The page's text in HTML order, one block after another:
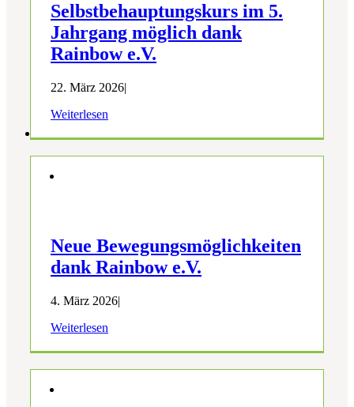
Selbstbehauptungskurs im 5.
Jahrgang möglich dank
Rainbow e.V.
22. März 2026|
Weiterlesen
Neue Bewegungsmöglichkeiten
dank Rainbow e.V.
4. März 2026|
Weiterlesen